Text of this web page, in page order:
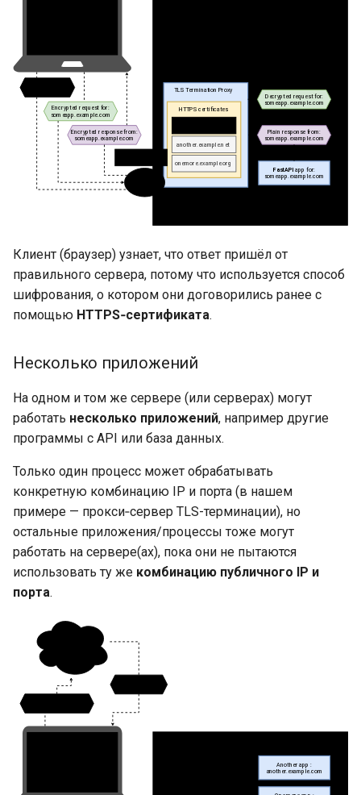
Клиент (браузер) узнает, что ответ пришёл от
правильного сервера, потому что используется способ
шифрования, о котором они договорились ранее с
помощью HTTPS‑сертификата.
Несколько приложений
На одном и том же сервере (или серверах) могут
работать несколько приложений, например другие
программы с API или база данных.
Только один процесс может обрабатывать
конкретную комбинацию IP и порта (в нашем
примере — прокси‑сервер TLS-терминации), но
остальные приложения/процессы тоже могут
работать на сервере(ах), пока они не пытаются
использовать ту же комбинацию публичного IP и
порта.